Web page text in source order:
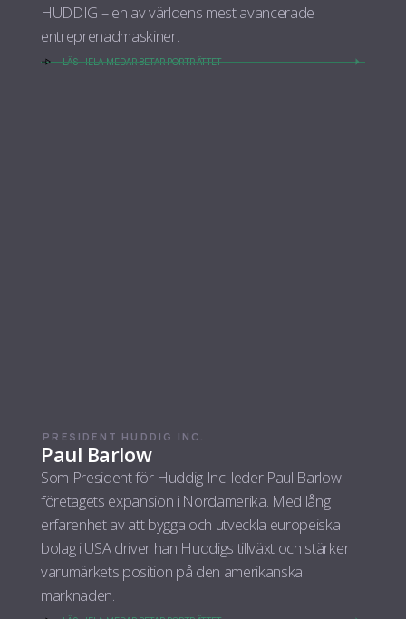
HUDDIG – en av världens mest avancerade
entreprenadmaskiner.
LÄS HELA MEDARBETARPORTRÄTTET
PRESIDENT HUDDIG INC.
Paul Barlow
Som President för Huddig Inc. leder Paul Barlow
företagets expansion i Nordamerika. Med lång
erfarenhet av att bygga och utveckla europeiska
bolag i USA driver han Huddigs tillväxt och stärker
varumärkets position på den amerikanska
marknaden.